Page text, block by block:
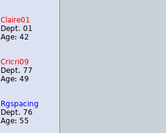
Claire01
Dept. 01
Age: 42
Cricri09
Dept. 77
Age: 49
Rgspacing
Dept. 76
Age: 55